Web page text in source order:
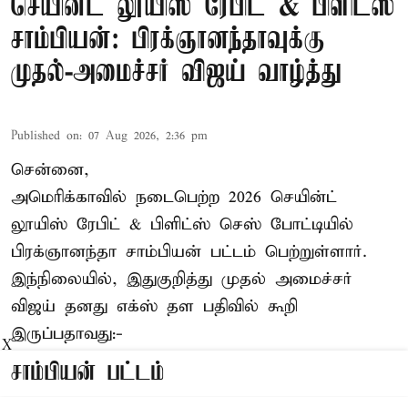
செயின்ட் லூயிஸ் ரேபிட் & பிளிட்ஸ்
சாம்பியன்: பிரக்ஞானந்தாவுக்கு
முதல்-அமைச்சர் விஜய் வாழ்த்து
Published on: 07 Aug 2026, 2:36 pm
சென்னை,
அமெரிக்காவில் நடைபெற்ற 2026 செயின்ட்
லூயிஸ் ரேபிட் & பிளிட்ஸ் செஸ் போட்டியில்
பிரக்ஞானந்தா சாம்பியன் பட்டம் பெற்றுள்ளார்.
இந்நிலையில், இதுகுறித்து முதல் அமைச்சர்
விஜய் தனது எக்ஸ் தள பதிவில் கூறி
இருப்பதாவது:-
சாம்பியன் பட்டம்
X